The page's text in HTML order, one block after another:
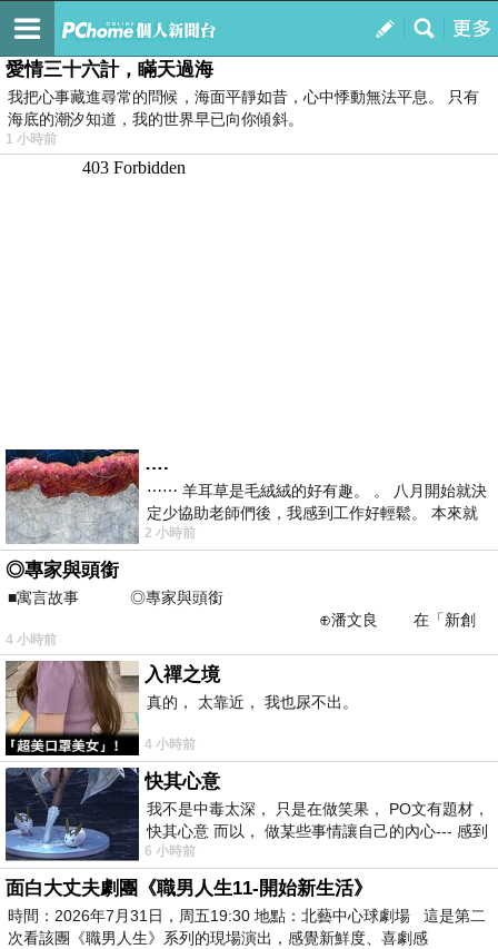
我的
最新文章
愛情三十六計，瞞天過海
我把心事藏進尋常的問候，海面平靜如昔，心中悸動無法平息。 只有
海底的潮汐知道，我的世界早已向你傾斜。
1 小時前
….
⋯⋯ 羊耳草是毛絨絨的好有趣。 。 八月開始就決
定少協助老師們後，我感到工作好輕鬆。 本來就
不是我的工作啊。 真
2 小時前
◎專家與頭銜
■寓言故事 ◎專家與頭銜
⊕潘文良 在「新創
之谷」裡——
4 小時前
入禪之境
真的， 太靠近， 我也尿不出。
4 小時前
快其心意
我不是中毒太深， 只是在做笑果， PO文有題材，
快其心意 而以， 做某些事情讓自己的內心--- 感到
愉快。
6 小時前
面白大丈夫劇團《職男人生11-開始新生活》
時間：2026年7月31日，周五19:30 地點：北藝中心球劇場 這是第二
次看該團《職男人生》系列的現場演出，感覺新鮮度、喜劇感